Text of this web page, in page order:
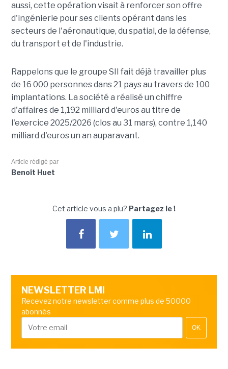
aussi, cette opération visait à renforcer son offre
d'ingénierie pour ses clients opérant dans les
secteurs de l'aéronautique, du spatial, de la défense,
du transport et de l'industrie.
Rappelons que le groupe SII fait déjà travailler plus
de 16 000 personnes dans 21 pays au travers de 100
implantations. La société a réalisé un chiffre
d'affaires de 1,192 milliard d'euros au titre de
l'exercice 2025/2026 (clos au 31 mars), contre 1,140
milliard d'euros un an auparavant.
Article rédigé par
Benoît Huet
Cet article vous a plu? Partagez le !
NEWSLETTER LMI
Recevez notre newsletter comme plus de 50000
abonnés
OK